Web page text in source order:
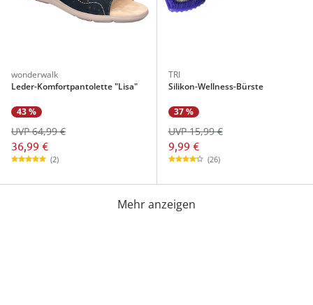
wonderwalk
Leder-Komfortpantolette "Lisa"
43 %
36,99 €
UVP 64,99 €
(2)
TRI
Silikon-Wellness-Bürste
37 %
9,99 €
UVP 15,99 €
(26)
Mehr anzeigen